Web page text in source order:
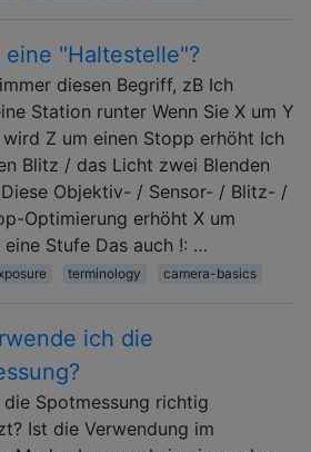
eine "Haltestelle"?
diesen Begriff, zB Ich
Station runter Wenn Sie X um Y
wird Z um einen Stopp erhöht Ich
Blitz / das Licht zwei Blenden
Objektiv- / Sensor- / Blitz- /
Optimierung erhöht X um
eine Stufe Das auch !: …
terminology camera-basics
ich die
Spotmessung richtig
Ist die Verwendung im